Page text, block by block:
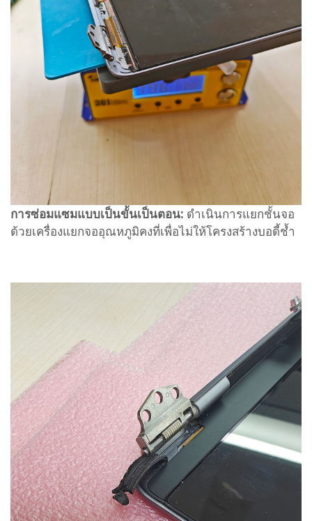
การซ่อมแซมแบบเป็นขั้นเป็นตอน: ดำเนินการแยกชั้นจอ
ด้วยเครื่องแยกจออุณหภูมิคงที่เพื่อไม่ให้โครงสร้างบอดี้ช้ำ